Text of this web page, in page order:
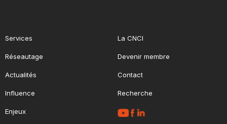
Services
Réseautage
Actualités
Influence
Enjeux
La CNCI
Devenir membre
Contact
Recherche